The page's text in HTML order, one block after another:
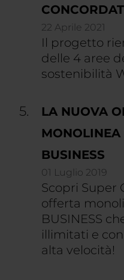
22 Aprile 2021
Il progetto
delle 4 aree
sostenibilità
LA NUOVA
BUSINESS
01 Luglio 2019
Scopri Super
offerta
BUSINESS
illimitati e
alta velocità!